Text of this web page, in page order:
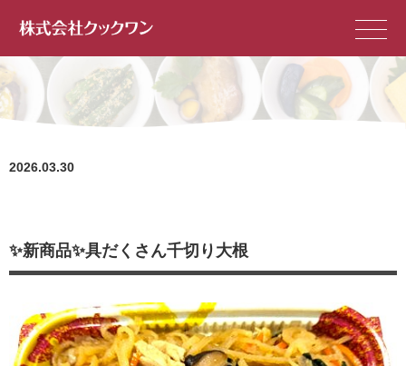
2026.03.30
✨新商品✨具だくさん千切り大根